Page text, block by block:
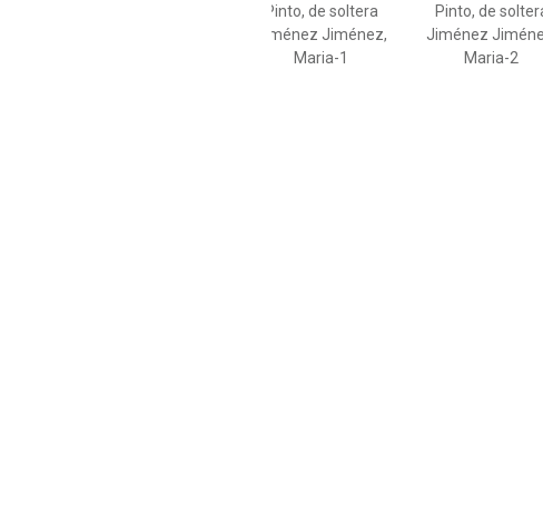
Pinto, de soltera
Jiménez Jiménez,
Maria-1
Pinto, de
Jiménez
Maria-2